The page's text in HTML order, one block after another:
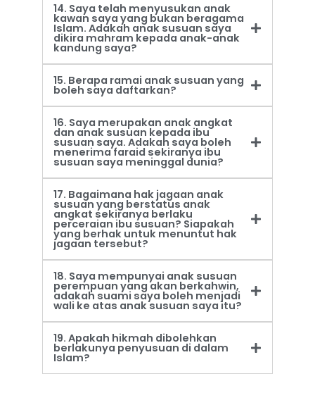
14. Saya telah menyusukan anak
kawan saya yang bukan beragama
Islam. Adakah anak susuan saya
dikira mahram kepada anak-anak
kandung saya?
15. Berapa ramai anak susuan yang
boleh saya daftarkan?
16. Saya merupakan anak angkat
dan anak susuan kepada ibu
susuan saya. Adakah saya boleh
menerima faraid sekiranya ibu
susuan saya meninggal dunia?
17. Bagaimana hak jagaan anak
susuan yang berstatus anak
angkat sekiranya berlaku
perceraian ibu susuan? Siapakah
yang berhak untuk menuntut hak
jagaan tersebut?
18. Saya mempunyai anak susuan
perempuan yang akan berkahwin,
adakah suami saya boleh menjadi
wali ke atas anak susuan saya itu?
19. Apakah hikmah dibolehkan
berlakunya penyusuan di dalam
Islam?